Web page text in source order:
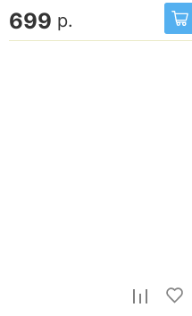
699 р.